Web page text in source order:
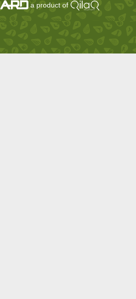
a product of